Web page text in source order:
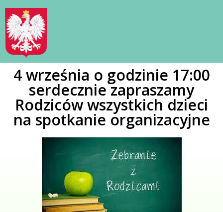
4 września o godzinie 17:00
serdecznie zapraszamy
Rodziców wszystkich dzieci
na spotkanie organizacyjne